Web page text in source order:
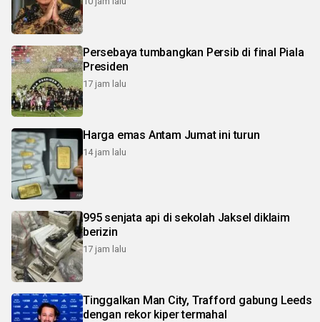
Persebaya tumbangkan Persib di final Piala
Presiden
17 jam lalu
Harga emas Antam Jumat ini turun
14 jam lalu
995 senjata api di sekolah Jaksel diklaim
berizin
17 jam lalu
Tinggalkan Man City, Trafford gabung Leeds
dengan rekor kiper termahal